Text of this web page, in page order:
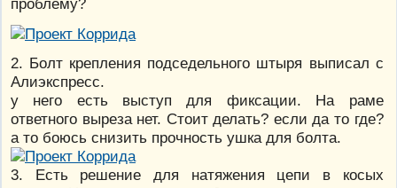
проблему?
2. Болт крепления подседельного штыря выписал с
Алиэкспресс.
у него есть выступ для фиксации. На раме
ответного выреза нет. Стоит делать? если да то где?
а то боюсь снизить прочность ушка для болта.
3. Есть решение для натяжения цепи в косых